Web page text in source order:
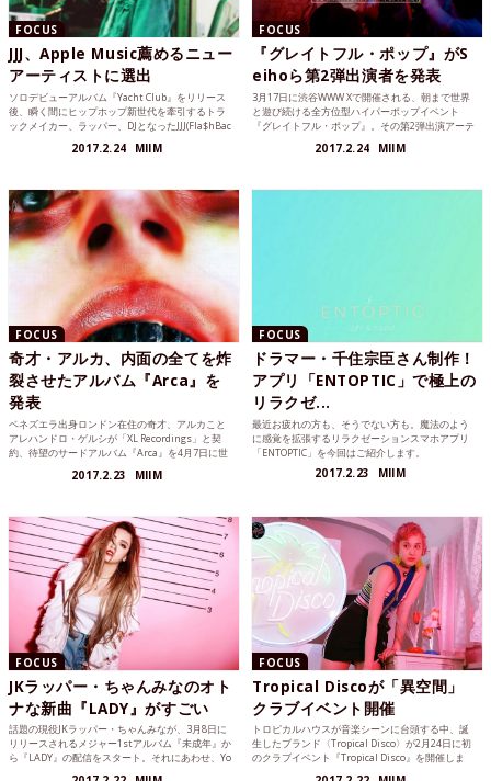
FOCUS
JJJ、Apple Music薦めるニュー
アーティストに選出
ソロデビューアルバム『Yacht Club』をリリース
後、瞬く間にヒップホップ新世代を牽引するトラ
ックメイカー、ラッパー、DJとなったJJJ(Fla$hBac
ばれています。2017.2.24 MIIM
FOCUS
『グレイトフル・ポップ』がS
eihoら第2弾出演者を発表
3月17日に渋谷WWW Xで開催される、朝まで世界
と遊び続ける全方位型ハイパーポップイベント
『グレイトフル・ポップ』。その第2弾出演アーテ
2017.2.24 MIIM
FOCUS
奇才・アルカ、内面の全てを炸
裂させたアルバム『Arca』を
発表
ベネズエラ出身ロンドン在住の奇才、アルカこと
アレハンドロ・ゲルシが「XL Recordings」と契
約、待望のサードアルバム『Arca』を4月7日に世
2017.2.23 MIIM
FOCUS
ドラマー・千住宗臣さん制作！
アプリ「ENTOPTIC」で極上の
リラクゼ...
最近お疲れの方も、そうでない方も。魔法のよう
に感覚を拡張するリラクゼーションスマホアプリ
「ENTOPTIC」を今回はご紹介します。
2017.2.23 MIIM
FOCUS
JKラッパー・ちゃんみなのオト
ナな新曲『LADY』がすごい
話題の現役JKラッパー・ちゃんみなが、3月8日に
リリースされるメジャー1stアルバム『未成年』か
ら『LADY』の配信をスタート。それにあわせ、Yo
FOCUS
Tropical Discoが「異空間」
クラブイベント開催
トロピカルハウスが音楽シーンに台頭する中、誕
生したブランド〈Tropical Disco〉が2月24日に初
のクラブイベント『Tropical Disco』を開催しま